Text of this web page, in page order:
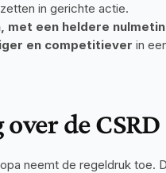
in gerichte actie.
met een heldere
en competitiever in
de
neemt de regeldruk toe.